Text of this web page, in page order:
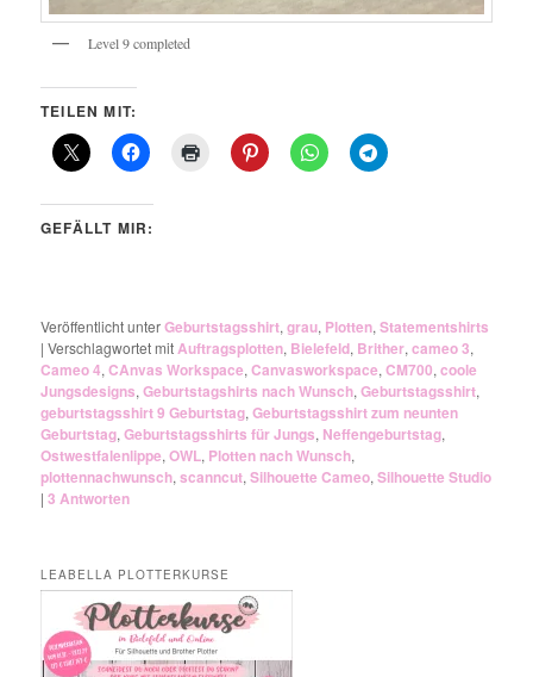
Level 9 completed
TEILEN MIT:
GEFÄLLT MIR:
Veröffentlicht unterGeburtstagsshirt,grau, Plotten,Statementshirts
|Verschlagwortet mit Auftragsplotten, Bielefeld, Brither,cameo 3,
Cameo 4,CAnvas Workspace,Canvasworkspace,CM700,coole
Jungsdesigns,Geburtstagshirts nach Wunsch,Geburtstagsshirt,
geburtstagsshirt 9 Geburtstag,Geburtstagsshirt zum neunten
Geburtstag,Geburtstagsshirts für Jungs, Neffengeburtstag,
Ostwestfalenlippe,OWL, Plotten nach Wunsch,
plottennachwunsch,scanncut,Silhouette Cameo,Silhouette Studio
|3 Antworten
LEABELLA PLOTTERKURSE